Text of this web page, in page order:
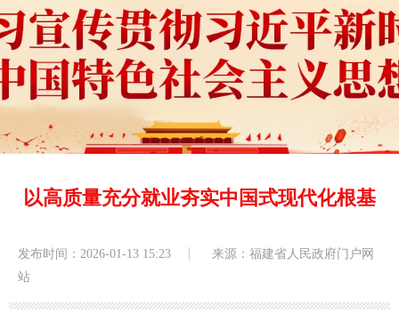
以高质量充分就业夯实中国式现代化根基
发布时间：2026-01-13 15:23
来源：福建省人民政府门户网
站